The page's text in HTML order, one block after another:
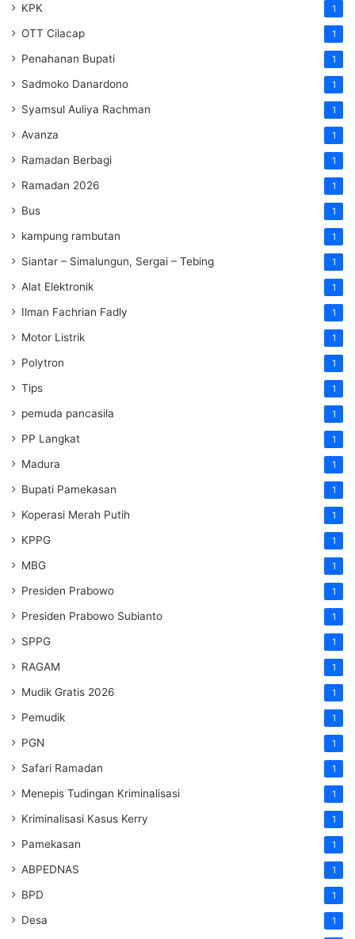
KPK 1
OTT Cilacap 1
Penahanan Bupati 1
Sadmoko Danardono 1
Syamsul Auliya Rachman 1
Avanza 1
Ramadan Berbagi 1
Ramadan 2026 1
Bus 1
kampung rambutan 1
Siantar – Simalungun, Sergai – Tebing 1
Alat Elektronik 1
Ilman Fachrian Fadly 1
Motor Listrik 1
Polytron 1
Tips 1
pemuda pancasila 1
PP Langkat 1
Madura 1
Bupati Pamekasan 1
Koperasi Merah Putih 1
KPPG 1
MBG 1
Presiden Prabowo 1
Presiden Prabowo Subianto 1
SPPG 1
RAGAM 1
Mudik Gratis 2026 1
Pemudik 1
PGN 1
Safari Ramadan 1
Menepis Tudingan Kriminalisasi 1
Kriminalisasi Kasus Kerry 1
Pamekasan 1
ABPEDNAS 1
BPD 1
Desa 1